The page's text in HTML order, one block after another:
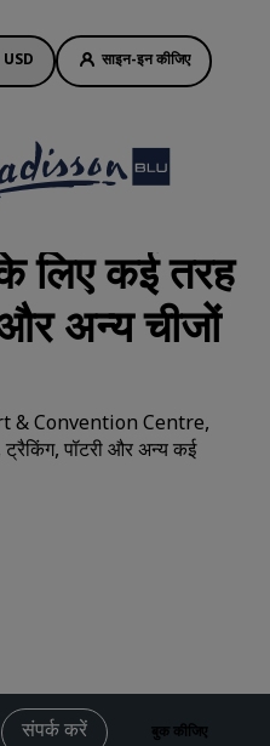
USD साइन-इन कीजिए
कुछ और ही होता है
डील
लिए कई तरह
और अन्य चीजों
& Convention Centre,
पॉटरी और अन्य कई
संपर्क करें बुक कीजिए